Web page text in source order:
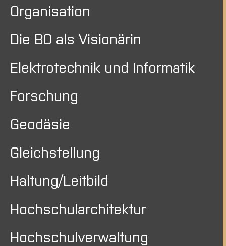
Organisation
Die BO als Visionärin
Elektrotechnik und Informatik
Forschung
Geodäsie
Gleichstellung
Haltung/Leitbild
Hochschularchitektur
Hochschulverwaltung